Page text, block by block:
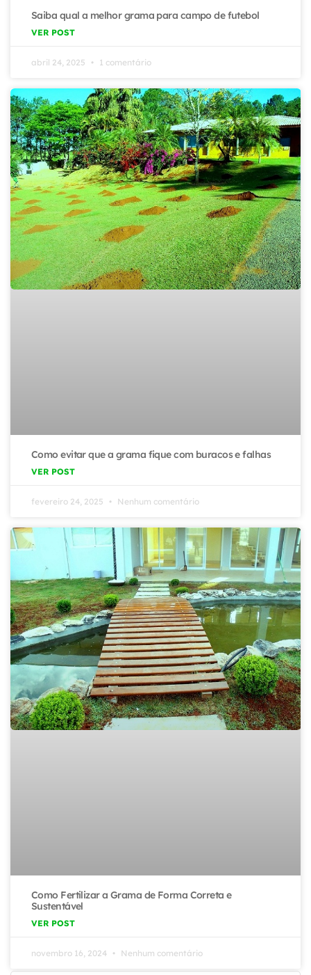
Saiba qual a melhor grama para campo de futebol
VER POST
abril 24, 2025 1 comentário
Como evitar que a grama fique com buracos e falhas
VER POST
fevereiro 24, 2025 Nenhum comentário
Como Fertilizar a Grama de Forma Correta e
Sustentável
VER POST
novembro 16, 2024 Nenhum comentário